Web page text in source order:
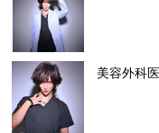
美容外科